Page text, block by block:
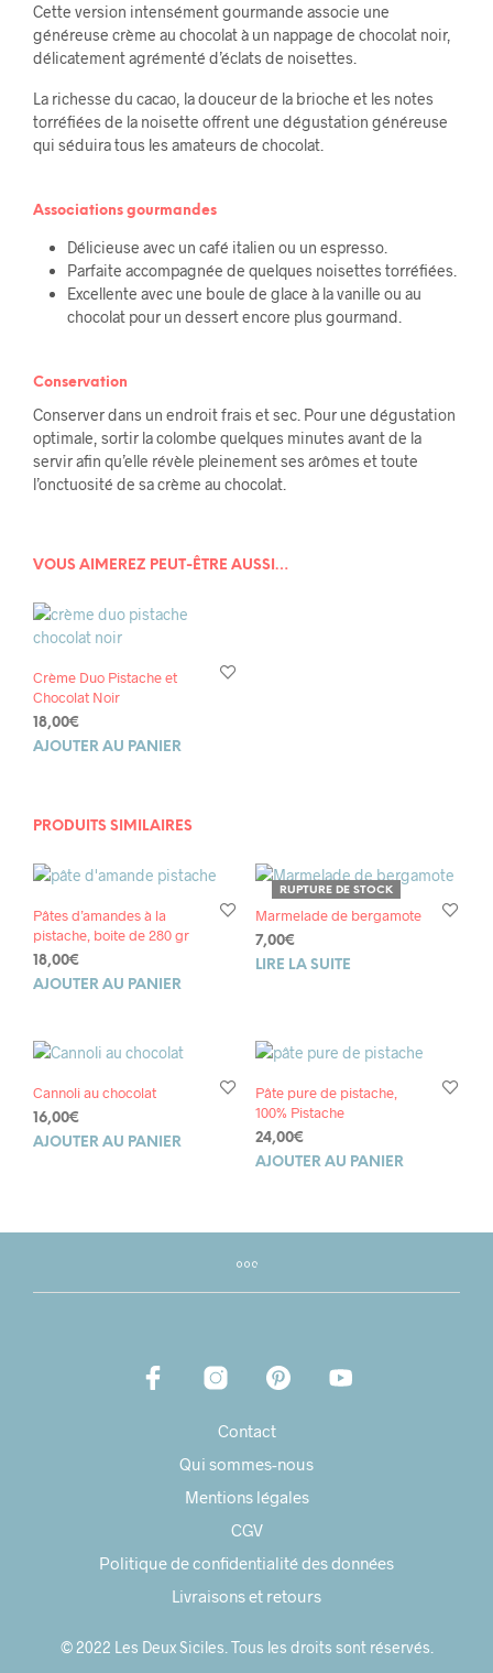
Cette version intensément gourmande associe une
généreuse crème au chocolat à un nappage de chocolat noir,
délicatement agrémenté d’éclats de noisettes.
La richesse du cacao, la douceur de la brioche et les notes
torréfiées de la noisette offrent une dégustation généreuse
qui séduira tous les amateurs de chocolat.
Associations gourmandes
Délicieuse avec un café italien ou un espresso.
Parfaite accompagnée de quelques noisettes torréfiées.
Excellente avec une boule de glace à la vanille ou au
chocolat pour un dessert encore plus gourmand.
Conservation
Conserver dans un endroit frais et sec. Pour une dégustation
optimale, sortir la colombe quelques minutes avant de la
servir afin qu’elle révèle pleinement ses arômes et toute
l’onctuosité de sa crème au chocolat.
VOUS AIMEREZ PEUT-ÊTRE AUSSI…
Crème Duo Pistache et
Chocolat Noir
18,00€
AJOUTER AU PANIER
PRODUITS SIMILAIRES
Pâtes d’amandes à la
pistache, boite de 280 gr
18,00€
AJOUTER AU PANIER
RUPTURE DE STOCK
Marmelade de bergamote
7,00€
LIRE LA SUITE
Cannoli au chocolat
16,00€
AJOUTER AU PANIER
Pâte pure de pistache,
100% Pistache
24,00€
AJOUTER AU PANIER
Contact
Qui sommes-nous
Mentions légales
CGV
Politique de confidentialité des données
Livraisons et retours
© 2022 Les Deux Siciles. Tous les droits sont réservés.